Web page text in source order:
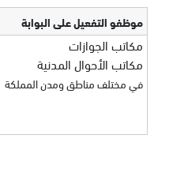
موظفو التفعيل على البوابة
مكاتب الجوازات
مكاتب الأحوال المدنية
في مختلف مناطق ومدن المملكة